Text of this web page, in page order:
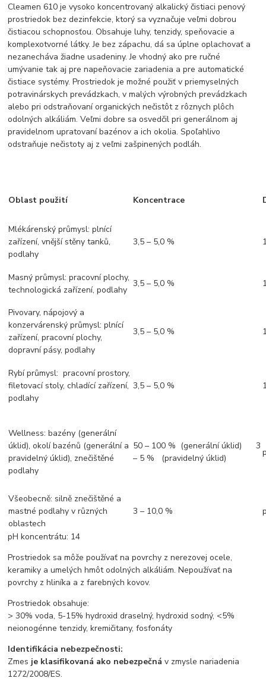
Cleamen 610 je vysoko koncentrovaný alkalický čistiaci penový
prostriedok bez dezinfekcie, ktorý sa vyznačuje veľmi dobrou
čistiacou schopnosťou. Obsahuje luhy, tenzidy, speňovacie a
komplexotvorné látky. Je bez zápachu, dá sa úplne oplachovať a
nezanecháva žiadne usadeniny. Je vhodný ako pre ručné
umývanie tak aj pre napeňovacie zariadenia a pre automatické
čistiace systémy. Prostriedok je možné použiť v priemyselných
potravinárskych prevádzkach, v malých výrobných prevádzkach
alebo pri odstraňovaní organických nečistôt z rôznych plôch
odolných alkáliám. Veľmi dobre sa osvedčil pri generálnom aj
pravidelnom upratovaní bazénov a ich okolia. Spoľahlivo
odstraňuje nečistoty aj z veľmi zašpinených podláh.
Oblast použití Koncentrace
Mlékárenský průmysl: plnící
zařízení, vnější stěny tanků,
podlahy
3,5 – 5,0 %
Masný průmysl: pracovní plochy,
technologická zařízení, podlahy
3,5 – 5,0 %
Pivovary, nápojový a
konzervárenský průmysl: plnící
zařízení, pracovní plochy,
dopravní pásy, podlahy
3,5 – 5,0 %
Rybí průmysl: pracovní prostory,
filetovací stoly, chladící zařízení,
podlahy
3,5 – 5,0 %
Wellness: bazény (generální
úklid), okolí bazénů (generální a
pravidelný úklid), znečištěné
podlahy
50 – 100 % (generální úklid) 3
– 5 % (pravidelný úklid)
Všeobecně: silně znečištěné a
mastné podlahy v různých
oblastech
3 – 10,0 %
pH koncentrátu: 14
Prostriedok sa môže používať na povrchy z nerezovej ocele,
keramiky a umelých hmôt odolných alkáliám. Nepoužívať na
povrchy z hliníka a z farebných kovov.
Prostriedok obsahuje:
> 30% voda, 5-15% hydroxid draselný, hydroxid sodný, <5%
neionogénne tenzidy, kremičitany, fosfonáty
Identifikácia nebezpečnosti:
Zmes je klasifikovaná ako nebezpečná v zmysle nariadenia
1272/2008/ES.